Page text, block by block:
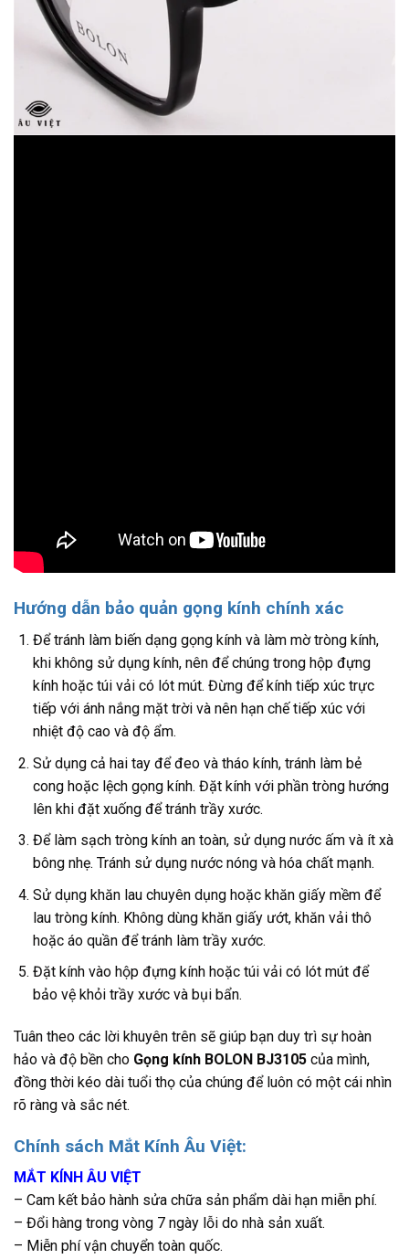
Hướng dẫn bảo quản gọng kính chính xác
Để tránh làm biến dạng gọng kính và làm mờ tròng kính,
khi không sử dụng kính, nên để chúng trong hộp đựng
kính hoặc túi vải có lót mút. Đừng để kính tiếp xúc trực
tiếp với ánh nắng mặt trời và nên hạn chế tiếp xúc với
nhiệt độ cao và độ ẩm.
Sử dụng cả hai tay để đeo và tháo kính, tránh làm bẻ
cong hoặc lệch gọng kính. Đặt kính với phần tròng hướng
lên khi đặt xuống để tránh trầy xước.
Để làm sạch tròng kính an toàn, sử dụng nước ấm và ít xà
bông nhẹ. Tránh sử dụng nước nóng và hóa chất mạnh.
Sử dụng khăn lau chuyên dụng hoặc khăn giấy mềm để
lau tròng kính. Không dùng khăn giấy ướt, khăn vải thô
hoặc áo quần để tránh làm trầy xước.
Đặt kính vào hộp đựng kính hoặc túi vải có lót mút để
bảo vệ khỏi trầy xước và bụi bẩn.
Tuân theo các lời khuyên trên sẽ giúp bạn duy trì sự hoàn
hảo và độ bền cho Gọng kính BOLON BJ3105 của mình,
đồng thời kéo dài tuổi thọ của chúng để luôn có một cái nhìn
rõ ràng và sắc nét.
Chính sách Mắt Kính Âu Việt:
MẮT KÍNH ÂU VIỆT
– Cam kết bảo hành sửa chữa sản phẩm dài hạn miễn phí.
– Đổi hàng trong vòng 7 ngày lỗi do nhà sản xuất.
– Miễn phí vận chuyển toàn quốc.